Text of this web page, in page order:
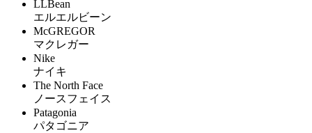
LLBean
エルエルビーン
McGREGOR
マクレガー
Nike
ナイキ
The North Face
ノースフェイス
Patagonia
パタゴニア